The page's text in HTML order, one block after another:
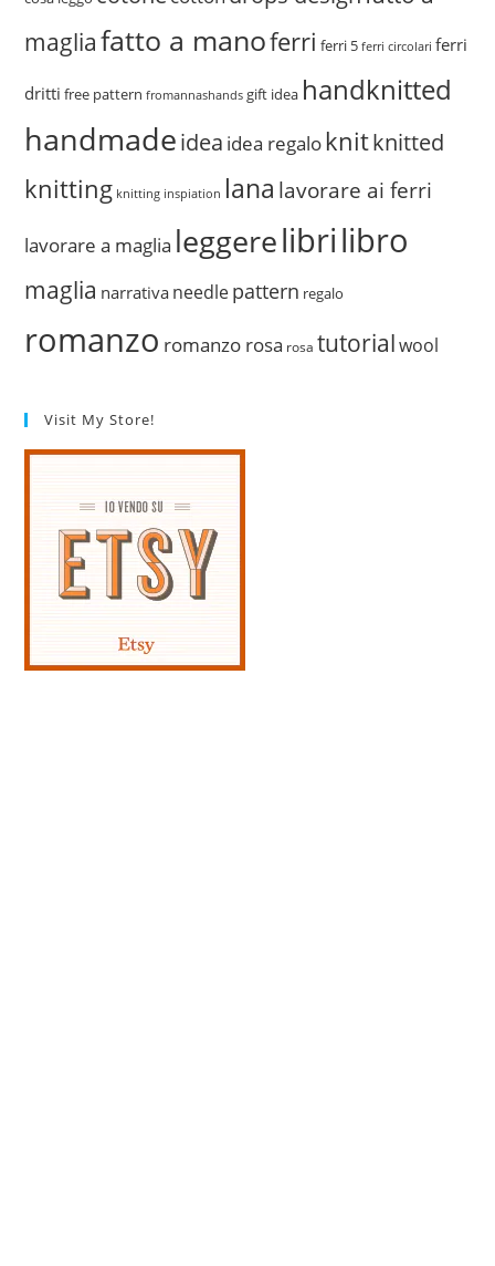
magliafatto a manoferri ferri 5 ferri circolari ferri
dritti free pattern fromannashands gift idea handknitted
handmadeidea idea regalo knitknitted
knitting knitting inspiation lana lavorare ai ferri
lavorare a maglia leggerelibrilibro
maglia narrativa needlepattern regalo
romanzo romanzo rosa rosa tutorial wool
Visit My Store!